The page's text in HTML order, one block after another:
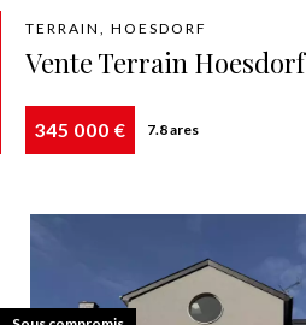
TERRAIN, HOESDORF
Vente Terrain Hoesdorf
345 000 € 7.8 ares